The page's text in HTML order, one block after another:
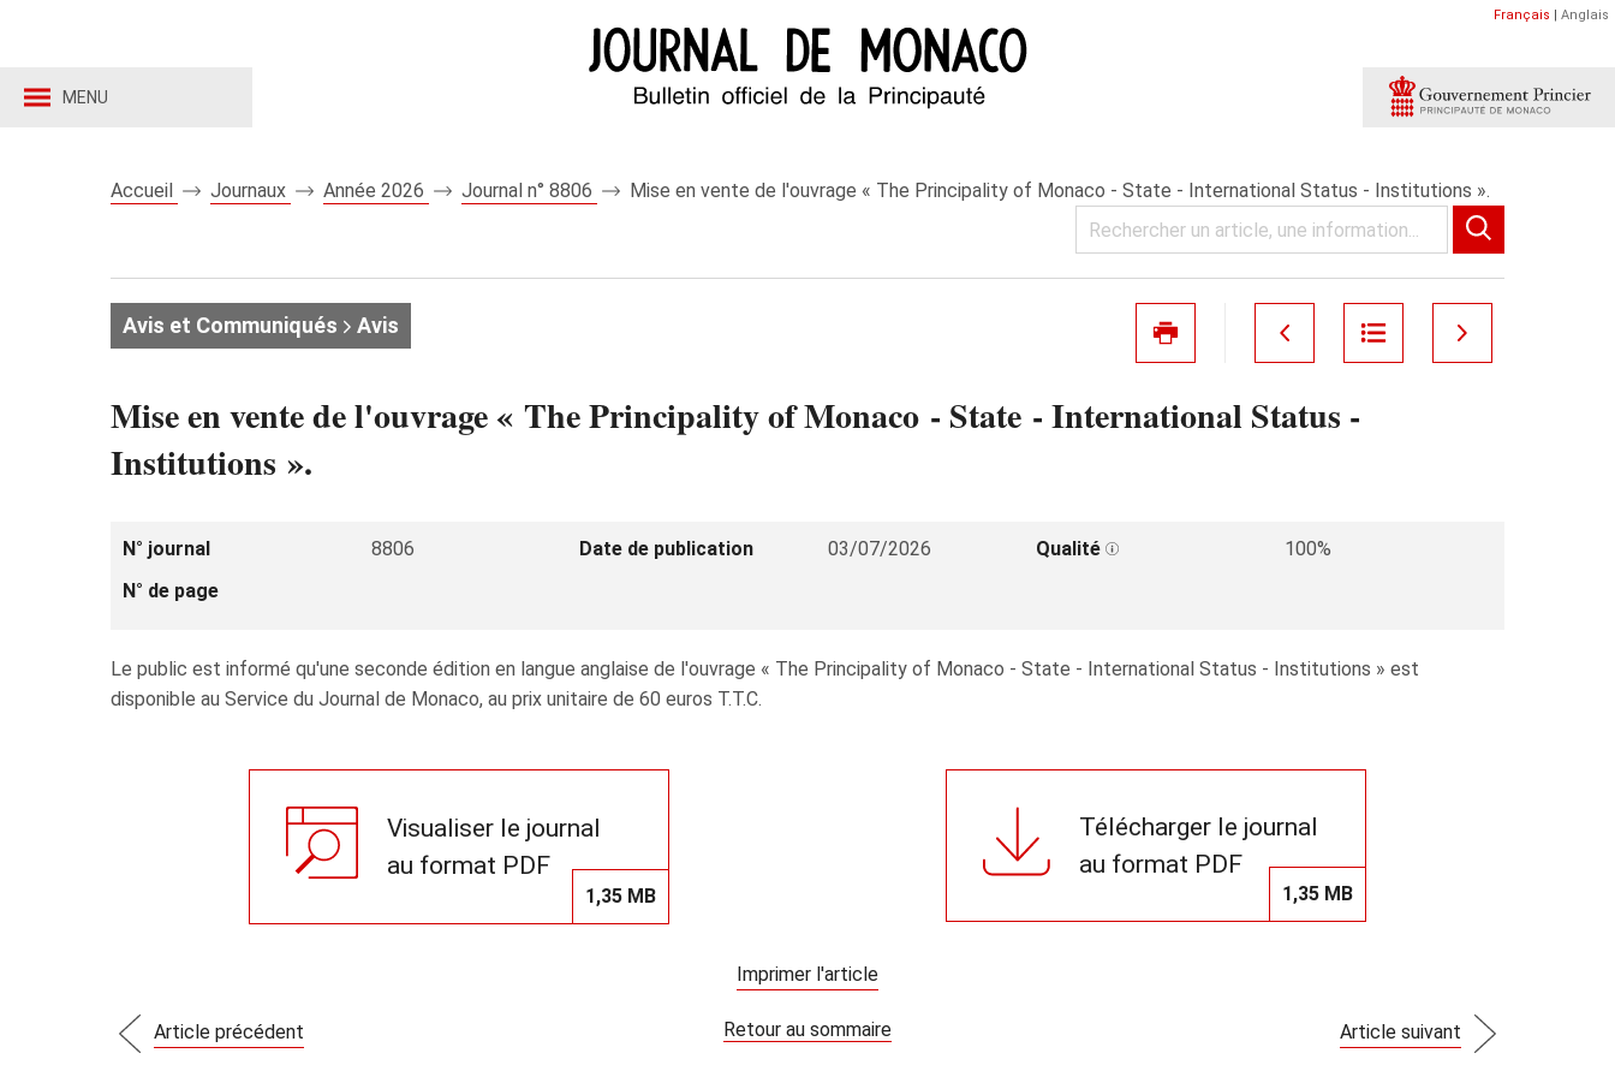
MENU
Français | Anglais
Accueil Journaux Année 2026 Journal n° 8806 Mise en vente de l'ouvrage « The Principality of Monaco - State - International Status - Institutions ».
Avis et Communiqués Avis
Mise en vente de l'ouvrage « The Principality of Monaco - State - International Status -
Institutions ».
N° journal 8806 Date de publication 03/07/2026 Qualité
100%
N° de page
Le public est informé qu'une seconde édition en langue anglaise de l'ouvrage « The Principality of Monaco - State - International Status - Institutions » est
disponible au Service du Journal de Monaco, au prix unitaire de 60 euros T.T.C.
Visualiser le journal
au format PDF
1,35 MB
Télécharger le journal
au format PDF
1,35 MB
Imprimer l'article
Article précédent Retour au sommaire Article suivant